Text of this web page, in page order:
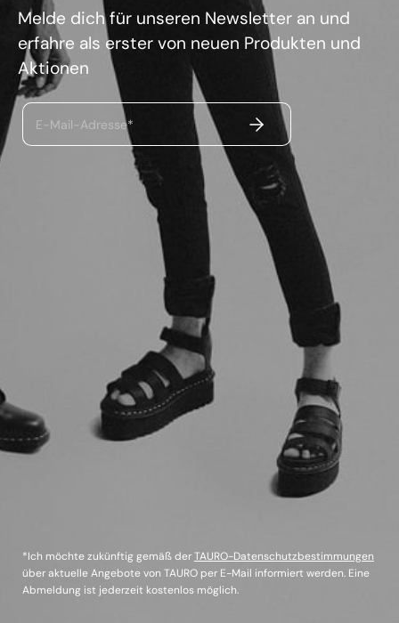
Melde dich für unseren Newsletter an und
erfahre als erster von neuen Produkten und
Aktionen
E-Mail-Adresse* ABSENDEN
*Ich möchte zukünftig gemäß derTAURO-Datenschutzbestimmungen
über aktuelle Angebote von TAURO per E-Mail informiert werden. Eine
Abmeldung ist jederzeit kostenlos möglich.